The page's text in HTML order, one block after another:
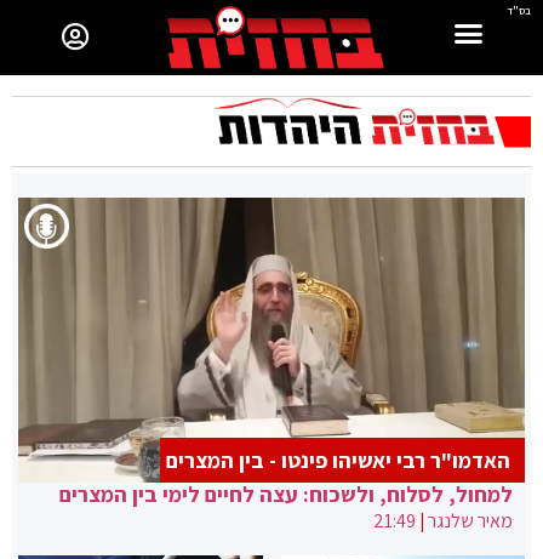
בס"ד
למחול, לסלוח, ולשכוח: עצה לחיים לימי בין המצרים
מאיר שלנגר|
21:49
האדמו"ר רבי יאשיהו פינטו - בין המצרים